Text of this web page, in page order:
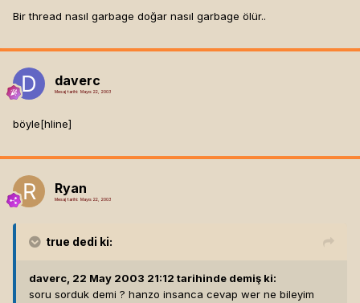
Bir thread nasıl garbage doğar nasıl garbage ölür..
daverc
Mesaj tarihi: Mayıs 22, 2003
böyle[hline]
Ryan
Mesaj tarihi: Mayıs 22, 2003
true dedi ki:
daverc, 22 May 2003 21:12 tarihinde demiş ki:
soru sorduk demi ? hanzo insanca cevap wer ne bileyim